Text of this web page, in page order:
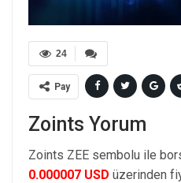
24
Pay
Zoints Yorum
Zoints ZEE sembolu ile
0.000007 USD üzerinden